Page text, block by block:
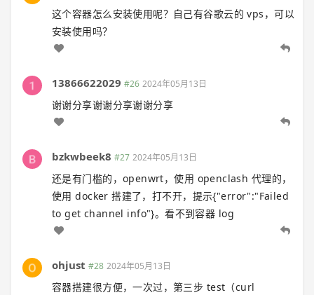
这个容器怎么安装使用呢？自己有谷歌云的 vps，可以
安装使用吗？
13866622029 #26 2024年05月13日
谢谢分享谢谢分享谢谢分享
bzkwbeek8 #27 2024年05月13日
还是有门槛的，openwrt，使用 openclash 代理的，
使用 docker 搭建了，打不开，提示{"error":"Failed
to get channel info"}。看不到容器 log
ohjust #28 2024年05月13日
容器搭建很方便，一次过，第三步 test（curl